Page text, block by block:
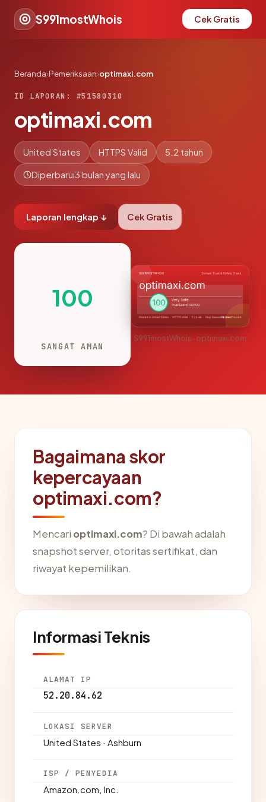
S991mostWhois Cek Gratis
Beranda›Pemeriksaan›optimaxi.com
ID LAPORAN: #51580310
optimaxi.com
United States HTTPS Valid 5.2 tahun
Diperbarui3 bulan yang lalu
Laporan lengkap ↓ Cek Gratis
100
SANGAT AMAN
S991mostWhois · optimaxi.com
Bagaimana skor
kepercayaan
optimaxi.com?
Mencari optimaxi.com? Di bawah adalah
snapshot server, otoritas sertifikat, dan
riwayat kepemilikan.
Informasi Teknis
ALAMAT IP
52.20.84.62
LOKASI SERVER
United States · Ashburn
ISP / PENYEDIA
Amazon.com, Inc.